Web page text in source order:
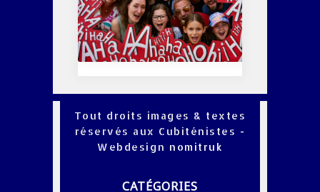
Tout droits images & textes
réservés aux Cubiténistes -
Webdesign nomitruk
CATÉGORIES